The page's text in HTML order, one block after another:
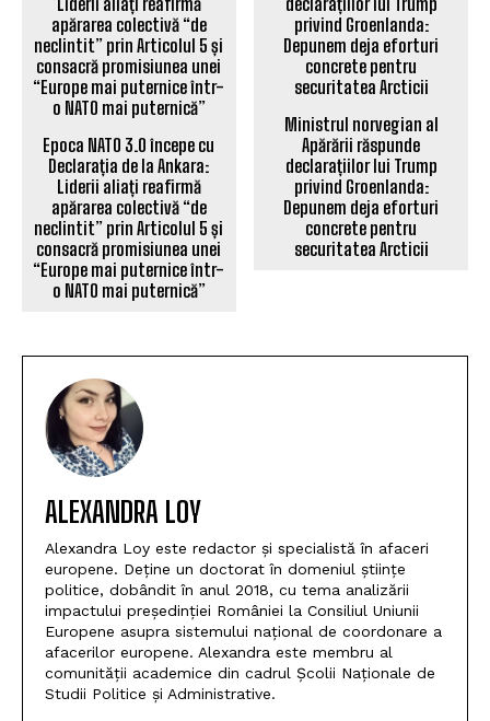
Epoca NATO 3.0 începe cu
Declarația de la Ankara:
Liderii aliați reafirmă
apărarea colectivă “de
neclintit” prin Articolul 5 și
consacră promisiunea unei
“Europe mai puternice într-
o NATO mai puternică”
Ministrul norvegian al
Apărării răspunde
declarațiilor lui Trump
privind Groenlanda:
Depunem deja eforturi
concrete pentru
securitatea Arcticii
ALEXANDRA LOY
Alexandra Loy este redactor și specialistă în afaceri
europene. Deține un doctorat în domeniul științe
politice, dobândit în anul 2018, cu tema analizării
impactului președinției României la Consiliul Uniunii
Europene asupra sistemului național de coordonare a
afacerilor europene. Alexandra este membru al
comunității academice din cadrul Școlii Naționale de
Studii Politice și Administrative.